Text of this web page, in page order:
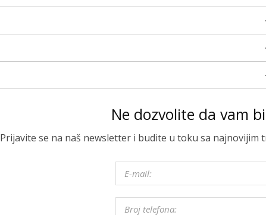
Ne dozvolite da vam
Prijavite se na naš newsletter i budite u toku sa najnovijim